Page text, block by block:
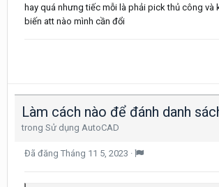
hay quá nhưng tiếc mỗi là phải pick thủ công và
biến att nào mình cần đổi
trong Sử dụng AutoCAD
Đã đăng Tháng 11 5, 2023 ·